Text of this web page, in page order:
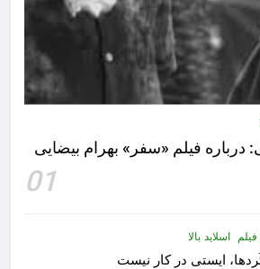
فيلم «سفر» بهرام بیضایی
01
اسلاید بالا
ایستی در کار نیست